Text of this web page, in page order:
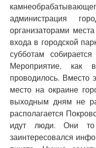
администрация
организаторами
входа в городской
субботам
Мероприятие, как
проводилось. Вместо
место на окраине
выходным дням не
располагается
идут люди. Они
заинтересовался